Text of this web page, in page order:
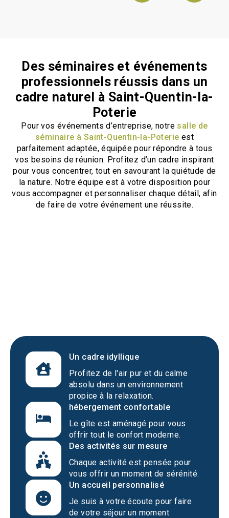
Des séminaires et événements
professionnels réussis dans un
cadre naturel à Saint-Quentin-la-
Poterie
Pour vos événements d’entreprise, notre salle de
séminaire à Saint-Quentin-la-Poterie est
parfaitement adaptée, équipée pour répondre à tous
vos besoins de réunion. Profitez d’un cadre inspirant
pour vous concentrer, tout en savourant la quiétude de
la nature. Notre équipe est à votre disposition pour
vous accompagner et personnaliser chaque détail, afin
de faire de votre événement une réussite.
Un cadre idyllique
Profitez de l'air pur et du calme
absolu dans un environnement
propice à la relaxation.
hébergement confortable
Le gîte est aménagé pour vous
offrir tout le confort moderne.
Des activités sur mesure
Chaque activité est pensée pour
vous offrir un moment de sérénité.
Un accueil personnalisé
Je suis à votre écoute pour faire
de votre séjour un moment